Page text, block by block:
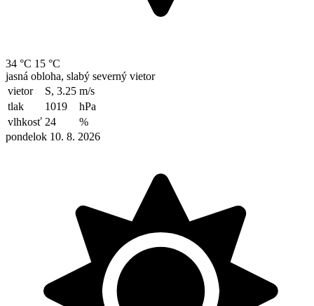
34 °C 15 °C
jasná obloha, slabý severný vietor
vietor
S, 3.25 m/s
tlak
1019
hPa
vlhkosť 24
%
pondelok 10. 8. 2026